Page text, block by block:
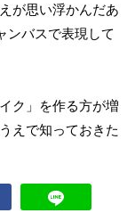
が思い浮かんだあ
ンバスで表現して
ク」を作る方が増
えで知っておきた